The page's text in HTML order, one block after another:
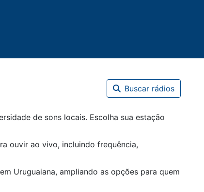
Buscar rádios
de sons locais. Escolha sua estação
ouvir ao vivo, incluindo frequência,
Uruguaiana, ampliando as opções para quem